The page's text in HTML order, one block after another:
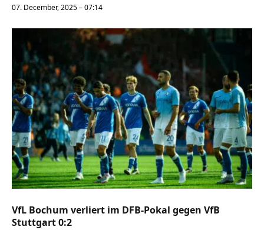
07. December, 2025 – 07:14
VfL Bochum verliert im DFB-Pokal gegen VfB
Stuttgart 0:2